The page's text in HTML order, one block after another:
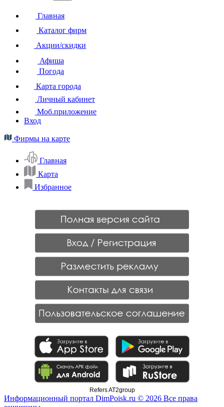
Главная
Каталог фирм
Акции/скидки
Афиша
Погода
Карта города
Личный кабинет
Моб.приложение
Вход
Фирмы на карте
Главная
Карта
Избранное
Refers AT2group
Информационный портал DimPoisk.ru © 2026 Все права